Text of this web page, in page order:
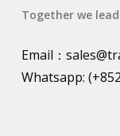
Together we
Email：
Whatsapp: